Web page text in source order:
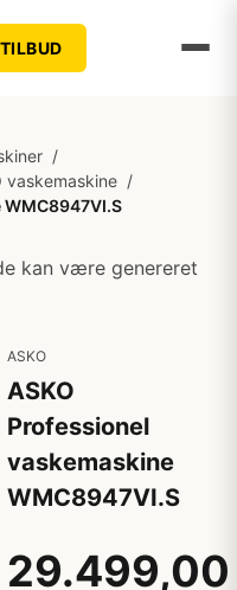
TILBUD
/
vaskemaskine /
kan være genereret
ASKO
ASKO
Professionel
vaskemaskine
WMC8947VI.S
29.499,00